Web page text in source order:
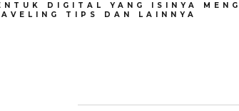
DIGITAL YANG ISINYA
TIPS DAN LAINNYA